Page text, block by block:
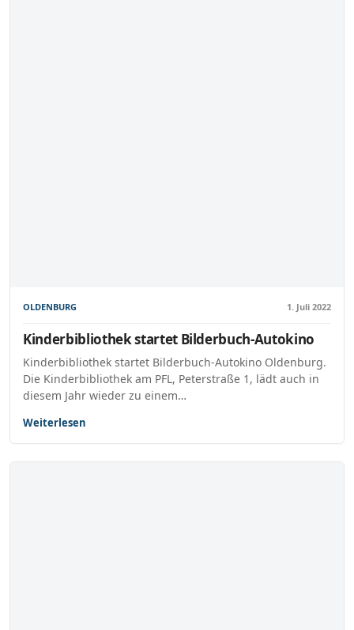
OLDENBURG 1. Juli 2022
Kinderbibliothek startet Bilderbuch-Autokino
Kinderbibliothek startet Bilderbuch-Autokino Oldenburg.
Die Kinderbibliothek am PFL, Peterstraße 1, lädt auch in
diesem Jahr wieder zu einem…
Weiterlesen